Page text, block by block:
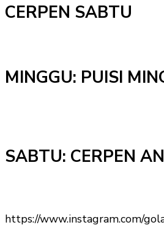
CERPEN SABTU
MINGGU: PUISI
SABTU: CERPEN
https://www.instagram.com/